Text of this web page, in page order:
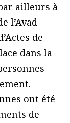
ailleurs à
l’Avad
de
dans la
ont été
de